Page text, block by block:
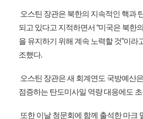
오스틴 장관은 북한의 지속적인 핵과
되고 있다고 지적하면서 “미국은 북한
을 유지하기 위해 계속 노력할 것”이라
조했다.
오스틴 장관은 새 회계연도 국방예산
점증하는 탄도미사일 역량 대응에도
또한 이날 청문회에 함께 출석한 마크